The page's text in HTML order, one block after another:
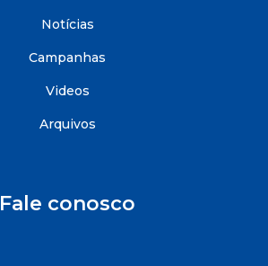
Notícias
Campanhas
Videos
Arquivos
Fale conosco